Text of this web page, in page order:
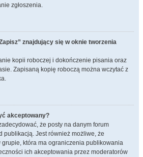
zgłoszenia.
znajdujący się w oknie tworzenia
kopii roboczej i dokończenie pisania oraz
Zapisaną kopię roboczą można wczytać z
akceptowany?
że posty na danym forum
publikacją. Jest również możliwe, że
grupie, która ma ograniczenia publikowania
ich akceptowania przez moderatorów